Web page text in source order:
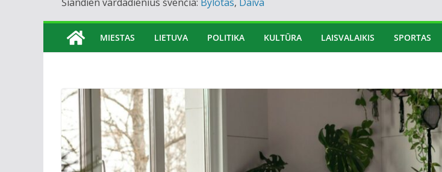
MIESTAS LIETUVA POLITIKA KULTŪRA LAISVALAIKIS SPORTAS